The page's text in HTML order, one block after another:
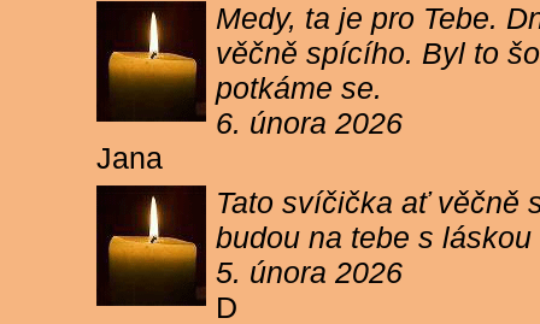
Medy, ta je pro Tebe.
věčně spícího. Byl to
potkáme se.
6. února 2026
Jana
Tato svíčička ať věčně
budou na tebe s
5. února 2026
D